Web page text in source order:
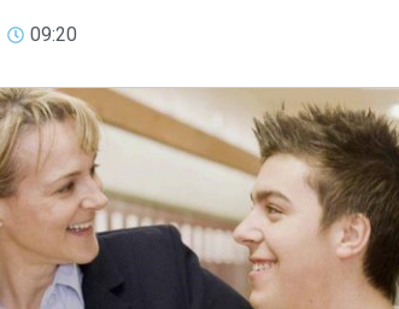
09:20